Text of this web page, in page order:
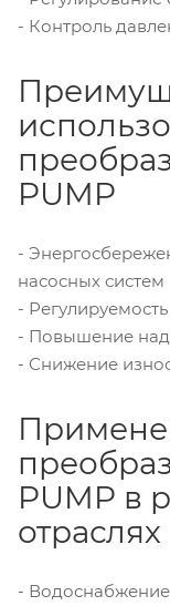
- Контроль
PUMP
-
насосных систем
-
- Повышение
- Снижение
PUMP в
отраслях
-